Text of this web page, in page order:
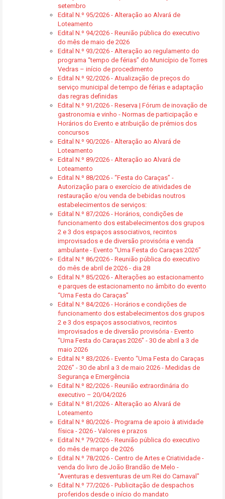
setembro
Edital N.º 95/2026 - Alteração ao Alvará de
Loteamento
Edital N.º 94/2026 - Reunião pública do executivo
do mês de maio de 2026
Edital N.º 93/2026 - Alteração ao regulamento do
programa “tempo de férias” do Município de Torres
Vedras – início de procedimento
Edital N.º 92/2026 - Atualização de preços do
serviço municipal de tempo de férias e adaptação
das regras definidas
Edital N.º 91/2026 - Reserva | Fórum de inovação de
gastronomia e vinho - Normas de participação e
Horários do Evento e atribuição de prémios dos
concursos
Edital N.º 90/2026 - Alteração ao Alvará de
Loteamento
Edital N.º 89/2026 - Alteração ao Alvará de
Loteamento
Edital N.º 88/2026 - “Festa do Caraças” -
Autorização para o exercício de atividades de
restauração e/ou venda de bebidas noutros
estabelecimentos de serviços:
Edital N.º 87/2026 - Horários, condições de
funcionamento dos estabelecimentos dos grupos
2 e 3 dos espaços associativos, recintos
improvisados e de diversão provisória e venda
ambulante - Evento “Uma Festa do Caraças 2026”
Edital N.º 86/2026 - Reunião pública do executivo
do mês de abril de 2026 - dia 28
Edital N.º 85/2026 - Alterações ao estacionamento
e parques de estacionamento no âmbito do evento
“Uma Festa do Caraças”
Edital N.º 84/2026 - Horários e condições de
funcionamento dos estabelecimentos dos grupos
2 e 3 dos espaços associativos, recintos
improvisados e de diversão provisória - Evento
“Uma Festa do Caraças 2026” - 30 de abril a 3 de
maio 2026
Edital N.º 83/2026 - Evento “Uma Festa do Caraças
2026” - 30 de abril a 3 de maio 2026 - Medidas de
Segurança e Emergência
Edital N.º 82/2026 - Reunião extraordinária do
executivo – 20/04/2026
Edital N.º 81/2026 - Alteração ao Alvará de
Loteamento
Edital N.º 80/2026 - Programa de apoio à atividade
física - 2026 - Valores e prazos
Edital N.º 79/2026 - Reunião pública do executivo
do mês de março de 2026
Edital N.º 78/2026 - Centro de Artes e Criatividade -
venda do livro de João Brandão de Melo -
"Aventuras e desventuras de um Rei do Carnaval"
Edital N.º 77/2026 - Publicitação de despachos
proferidos desde o início do mandato